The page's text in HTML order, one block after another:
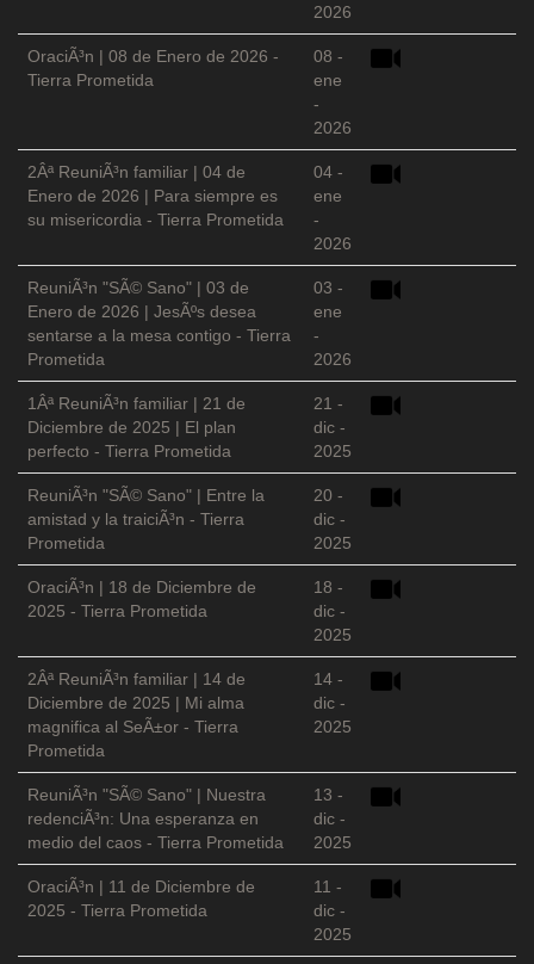
2026
OraciÃ³n | 08 de Enero de 2026 -
Tierra Prometida
08 -
ene
-
2026
2Âª ReuniÃ³n familiar | 04 de
Enero de 2026 | Para siempre es
su misericordia - Tierra Prometida
04 -
ene
-
2026
ReuniÃ³n "SÃ© Sano" | 03 de
Enero de 2026 | JesÃºs desea
sentarse a la mesa contigo - Tierra
Prometida
03 -
ene
-
2026
1Âª ReuniÃ³n familiar | 21 de
Diciembre de 2025 | El plan
perfecto - Tierra Prometida
21 -
dic -
2025
ReuniÃ³n "SÃ© Sano" | Entre la
amistad y la traiciÃ³n - Tierra
Prometida
20 -
dic -
2025
OraciÃ³n | 18 de Diciembre de
2025 - Tierra Prometida
18 -
dic -
2025
2Âª ReuniÃ³n familiar | 14 de
Diciembre de 2025 | Mi alma
magnifica al SeÃ±or - Tierra
Prometida
14 -
dic -
2025
ReuniÃ³n "SÃ© Sano" | Nuestra
redenciÃ³n: Una esperanza en
medio del caos - Tierra Prometida
13 -
dic -
2025
OraciÃ³n | 11 de Diciembre de
2025 - Tierra Prometida
11 -
dic -
2025